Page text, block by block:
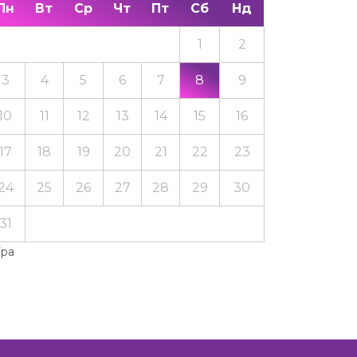
Вт Ср Чт Пт Сб Нд
1 2
3 4 5 6 7 8 9
11 12 13 14 15 16
18 19 20 21 22 23
25 26 27 28 29 30